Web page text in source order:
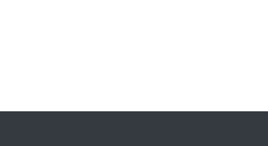
Band